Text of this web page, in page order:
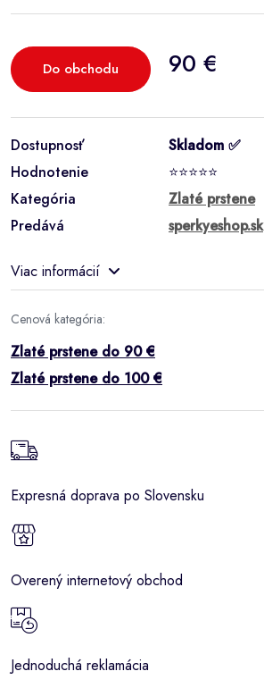
Do obchodu 90 €
Dostupnosť
Skladom ✅
Hodnotenie
⭐⭐⭐⭐⭐
Kategória
Zlaté prstene
Predává
sperkyeshop.sk
Viac informácií
Cenová kategória:
Zlaté prstene do 90 €
Zlaté prstene do 100 €
Expresná doprava po Slovensku
Overený internetový obchod
Jednoduchá reklamácia